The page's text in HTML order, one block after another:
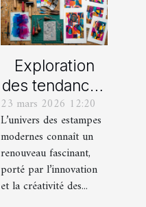
Exploration
des tendances
actuelles en
estampes
modernes
23 mars 2026 12:20
L’univers des estampes
modernes connaît un
renouveau fascinant,
porté par l’innovation
et la créativité des...